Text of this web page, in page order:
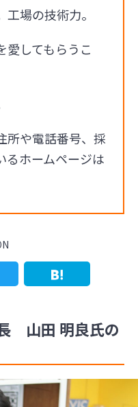
場の技術力。
愛してもらうこ
所や電話番号、採
るホームページは
山田 明良氏の